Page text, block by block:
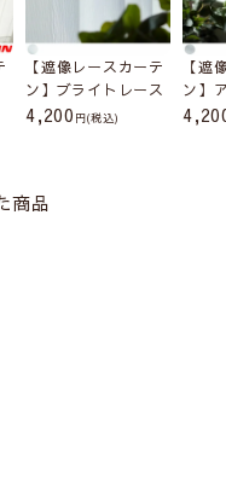
【遮像レースカーテ
ン】ブライトレース
4,200 (税込)
【遮
ン】
商品